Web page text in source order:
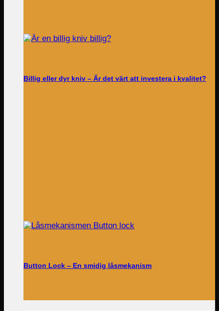
Billig eller dyr kniv – Är det värt att investera i kvalitet?
Button Lock – En smidig låsmekanism